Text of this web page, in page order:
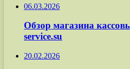
06.03.2026
Обзор магазина
service.su
20.02.2026